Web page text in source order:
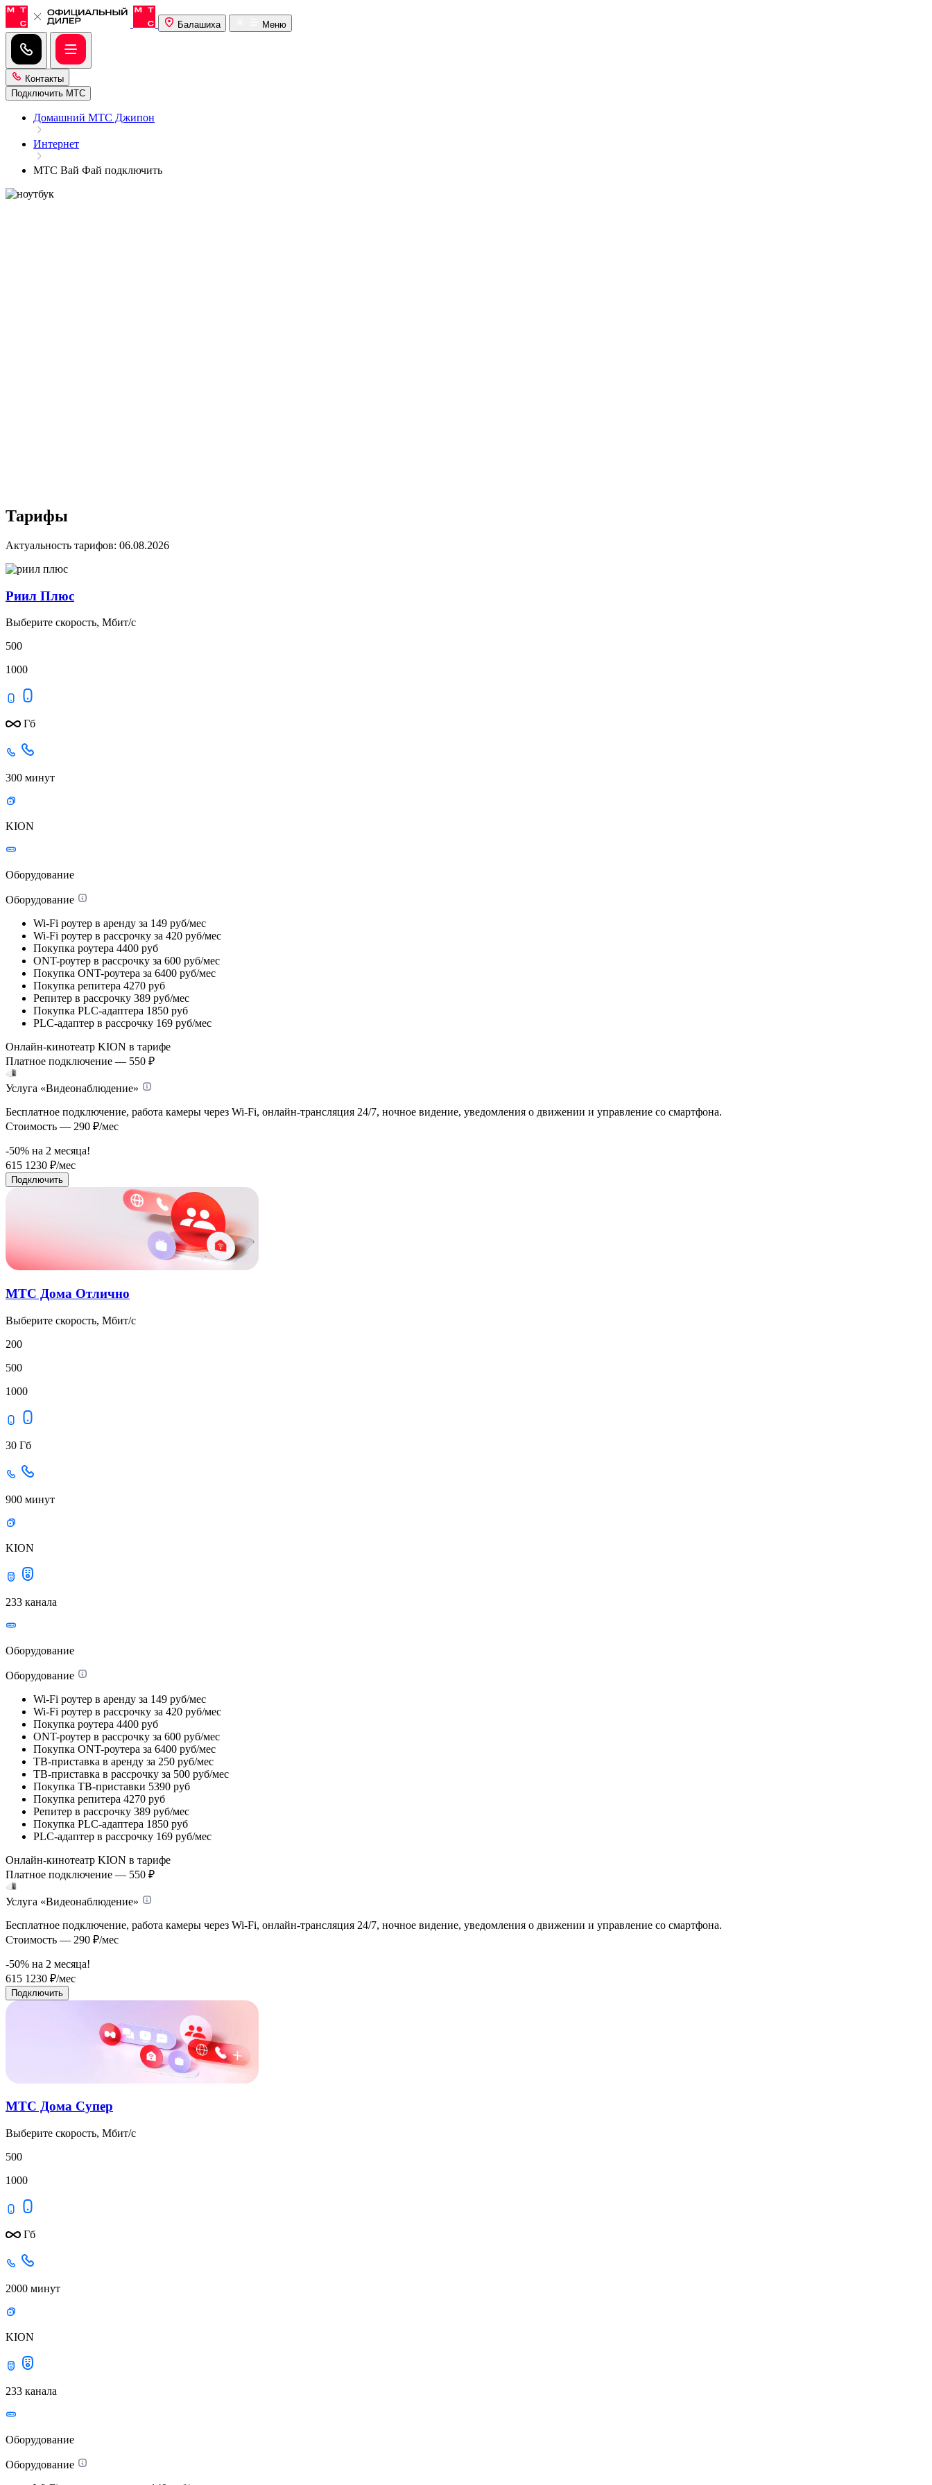
Балашиха Меню
Контакты
Подключить МТС
Домашний МТС Джипон
Интернет
МТС Вай Фай подключить
Тарифы
Актуальность тарифов: 06.08.2026
Риил Плюс
Выберите скорость, Мбит/с
500
1000
Гб
300 минут
KION
Оборудование
Оборудование
Wi-Fi роутер в аренду за 149 руб/мес
Wi-Fi роутер в рассрочку за 420 руб/мес
Покупка роутера 4400 руб
ONT-роутер в рассрочку за 600 руб/мес
Покупка ONT-роутера за 6400 руб/мес
Покупка репитера 4270 руб
Репитер в рассрочку 389 руб/мес
Покупка PLC-адаптера 1850 руб
PLC-адаптер в рассрочку 169 руб/мес
Онлайн-кинотеатр KION в тарифе
Платное подключение — 550 ₽
Услуга «Видеонаблюдение»
Бесплатное подключение, работа камеры через Wi-Fi, онлайн-трансляция 24/7, ночное видение, уведомления о движении и управление со смартфона.
Стоимость — 290 ₽/мес
-50% на 2 месяца!
615 1230 ₽/мес
Подключить
МТС Дома Отлично
Выберите скорость, Мбит/с
200
500
1000
30 Гб
900 минут
KION
233 канала
Оборудование
Оборудование
Wi-Fi роутер в аренду за 149 руб/мес
Wi-Fi роутер в рассрочку за 420 руб/мес
Покупка роутера 4400 руб
ONT-роутер в рассрочку за 600 руб/мес
Покупка ONT-роутера за 6400 руб/мес
ТВ-приставка в аренду за 250 руб/мес
ТВ-приставка в рассрочку за 500 руб/мес
Покупка ТВ-приставки 5390 руб
Покупка репитера 4270 руб
Репитер в рассрочку 389 руб/мес
Покупка PLC-адаптера 1850 руб
PLC-адаптер в рассрочку 169 руб/мес
Онлайн-кинотеатр KION в тарифе
Платное подключение — 550 ₽
Услуга «Видеонаблюдение»
Бесплатное подключение, работа камеры через Wi-Fi, онлайн-трансляция 24/7, ночное видение, уведомления о движении и управление со смартфона.
Стоимость — 290 ₽/мес
-50% на 2 месяца!
615 1230 ₽/мес
Подключить
МТС Дома Супер
Выберите скорость, Мбит/с
500
1000
Гб
2000 минут
KION
233 канала
Оборудование
Оборудование